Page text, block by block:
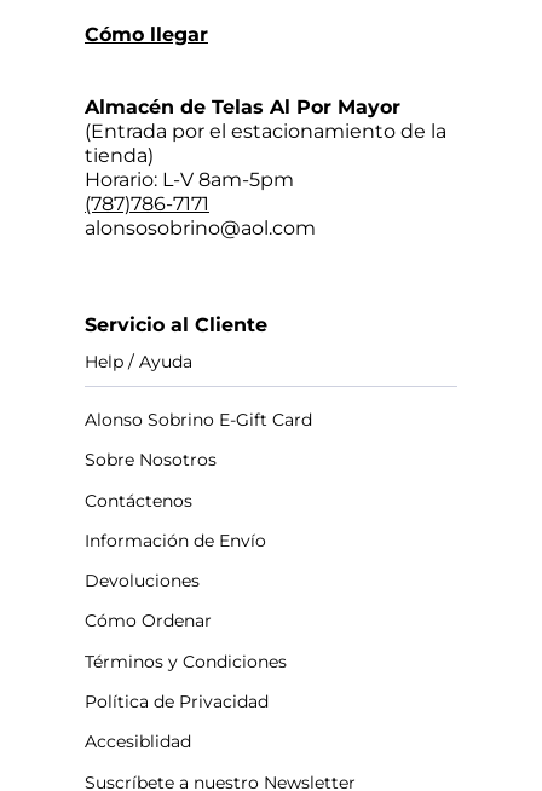
Cómo llegar
Almacén de Telas Al Por Mayor
(Entrada por el estacionamiento de la
tienda)
Horario: L-V 8am-5pm
(787)786-7171
alonsosobrino@aol.com
Servicio al Cliente
Help / Ayuda
Alonso Sobrino E-Gift Card
Sobre Nosotros
Contáctenos
Información de Envío
Devoluciones
Cómo Ordenar
Términos y Condiciones
Política de Privacidad
Accesiblidad
Suscríbete a nuestro Newsletter